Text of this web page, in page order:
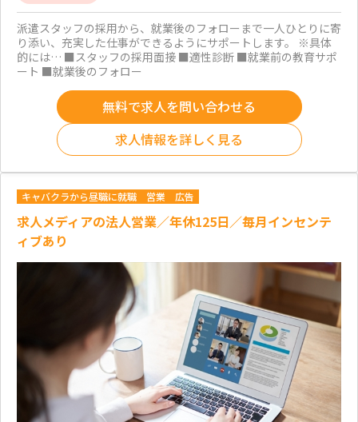
派遣スタッフの採用から、就業後のフォローまで一人ひとりに寄
り添い、充実した仕事ができるようにサポートします。 ※具体
的には… ■スタッフの採用面接 ■適性診断 ■就業前の教育サポ
ート ■就業後のフォロー
無料で求人を問い合わせる
求人情報を詳しく見る
キャバクラから昼職に就職 営業 広告
求人メディアの法人営業／年休125日／毎月インセンテ
ィブあり